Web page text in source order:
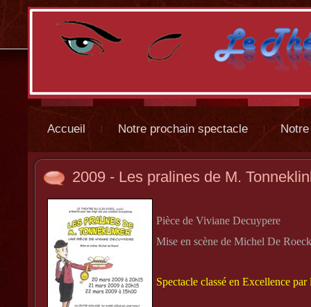
Accueil Notre prochain spectacle
2009 - Les pralines de M.
Pièce de Viviane Decuypere
Mise en scène de Michel De Roeck
Spectacle classé en Excellence